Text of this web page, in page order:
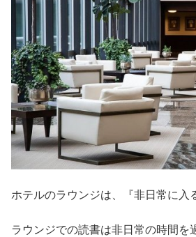
ホテルのラウンジは、『非日常に入
ラウンジでの読書は非日常の時間を